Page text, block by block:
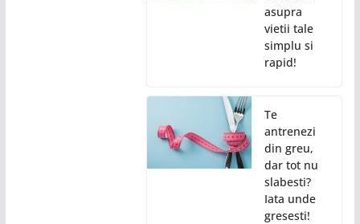
asupra
vietii tale
simplu si
rapid!
Te
antrenezi
din greu,
dar tot nu
slabesti?
Iata unde
gresesti!